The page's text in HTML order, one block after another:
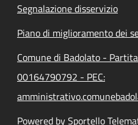
Segnalazione disservizio
Piano di miglioramento dei
Comune di Badolato -
00164790792 - PEC:
Powered by Sportello